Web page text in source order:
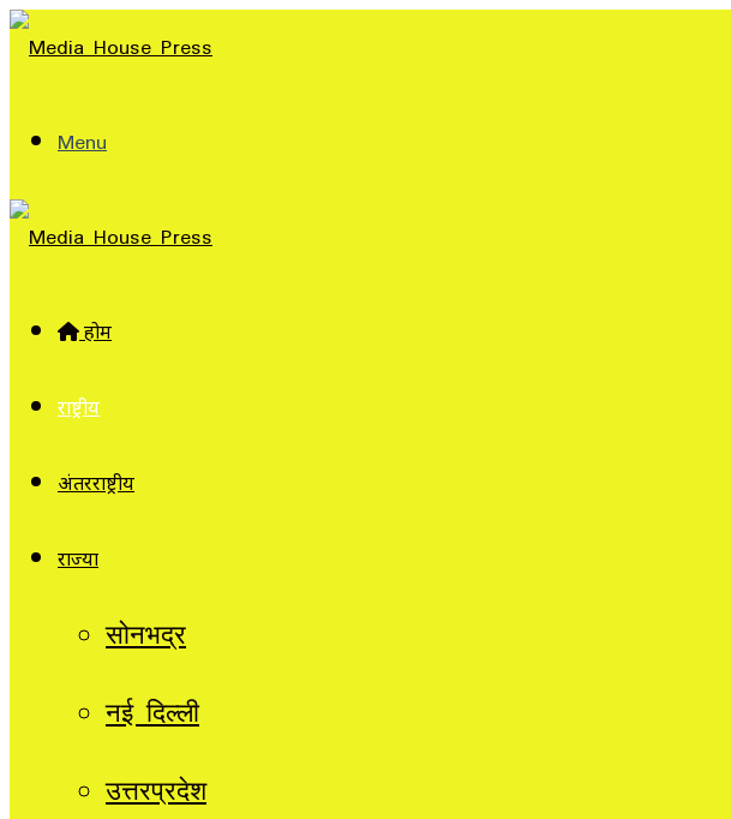
Menu
होम
राष्ट्रीय
अंतरराष्ट्रीय
राज्यों
सोनभद्र
नई दिल्ली
उत्तरप्रदेश